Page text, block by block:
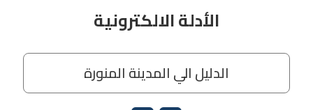
الأدلة الالكترونية
الدليل الي المدينة المنورة